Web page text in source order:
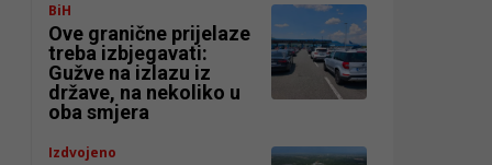
BiH
Ove granične prijelaze
treba izbjegavati:
Gužve na izlazu iz
države, na nekoliko u
oba smjera
Izdvojeno